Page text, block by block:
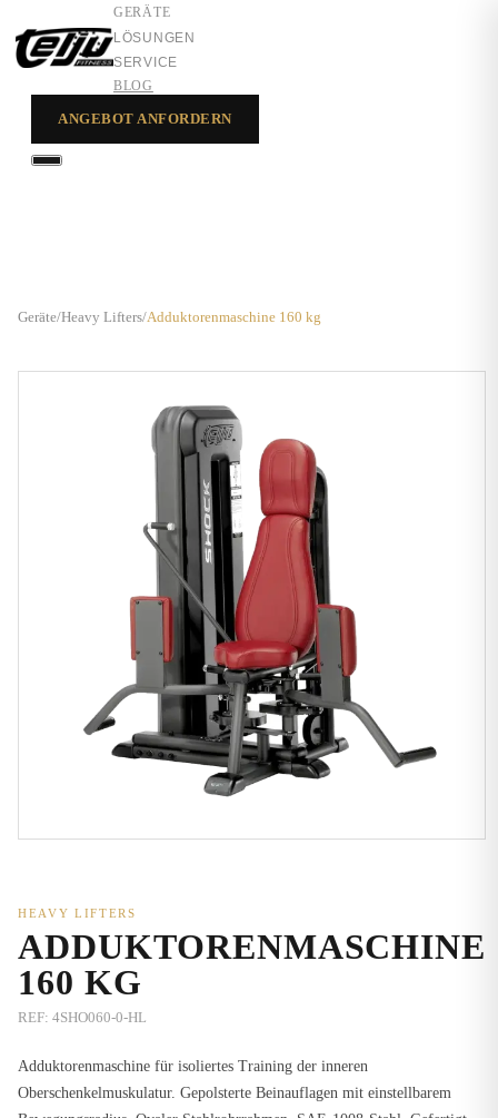
GERÄTE
LÖSUNGEN
SERVICE
BLOG
ANGEBOT ANFORDERN
Geräte/Heavy Lifters/Adduktorenmaschine 160 kg
HEAVY LIFTERS
ADDUKTORENMASCHINE
160 KG
REF: 4SHO060-0-HL
Adduktorenmaschine für isoliertes Training der inneren
Oberschenkelmuskulatur. Gepolsterte Beinauflagen mit einstellbarem